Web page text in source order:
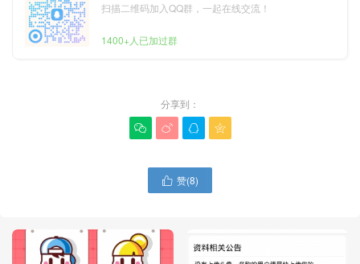
扫描二维码加入QQ群，一起在线交流！
1400+人已加过群
分享到：
   
 赞(8)